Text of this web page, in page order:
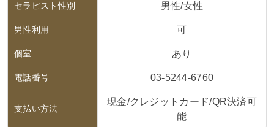
セラピスト性別 男性/女性
男性利用 可
個室 あり
電話番号 03-5244-6760
支払い方法
現金/クレジットカード/QR決済可
能